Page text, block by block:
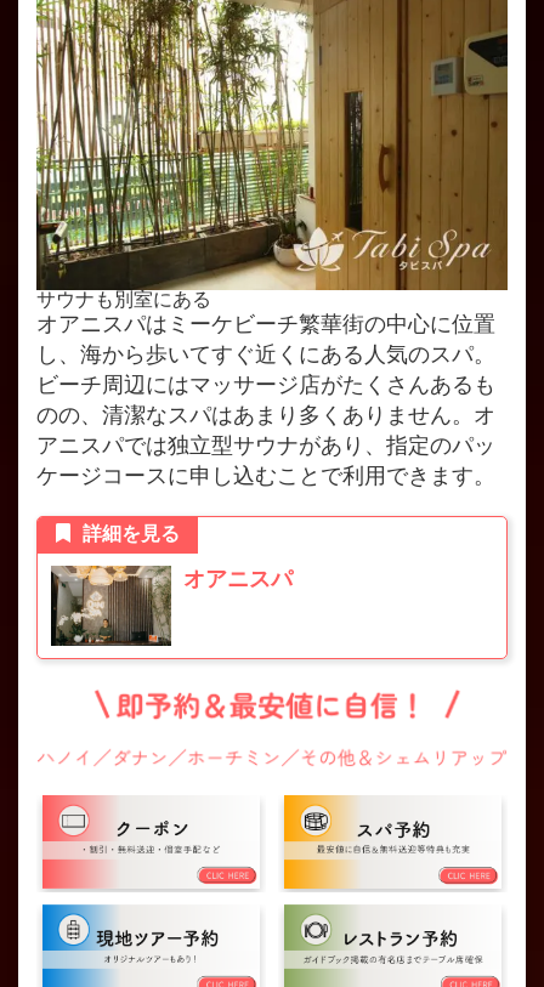
サウナも別室にある
オアニスパはミーケビーチ繁華街の中心に位置
し、海から歩いてすぐ近くにある人気のスパ。
ビーチ周辺にはマッサージ店がたくさんあるも
のの、清潔なスパはあまり多くありません。オ
アニスパでは独立型サウナがあり、指定のパッ
ケージコースに申し込むことで利用できます。
オアニスパ
詳細を見る